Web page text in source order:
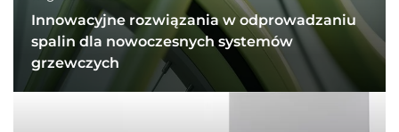
Innowacyjne rozwiązania w odprowadzaniu
spalin dla nowoczesnych systemów
grzewczych